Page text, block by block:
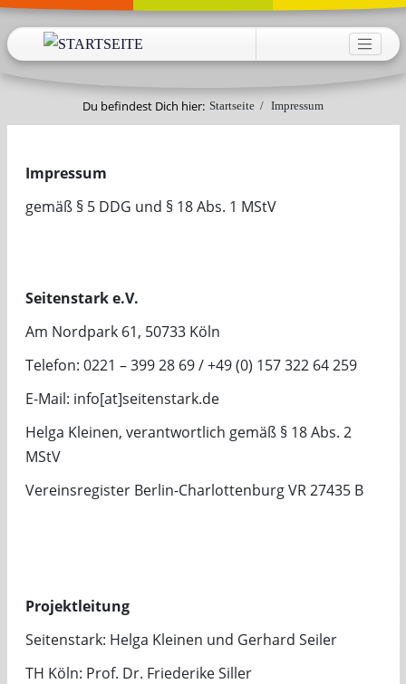
Direkt zum Inhalt
HAUPTNAVIGATION
Du befindest Dich hier: Startseite / Impressum
Impressum
gemäß § 5 DDG und § 18 Abs. 1 MStV
Seitenstark e.V.
Am Nordpark 61, 50733 Köln
Telefon: 0221 – 399 28 69 / +49 (0) 157 322 64 259
E-Mail: info[at]seitenstark.de
Helga Kleinen, verantwortlich gemäß § 18 Abs. 2
MStV
Vereinsregister Berlin-Charlottenburg VR 27435 B
Projektleitung
Seitenstark: Helga Kleinen und Gerhard Seiler
TH Köln: Prof. Dr. Friederike Siller